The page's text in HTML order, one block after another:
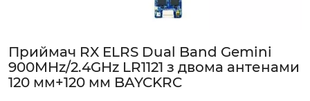
Приймач RX ELRS Dual Band Gemini
900MHz/2.4GHz LR1121 з двома антенами
120 мм+120 мм BAYCKRC